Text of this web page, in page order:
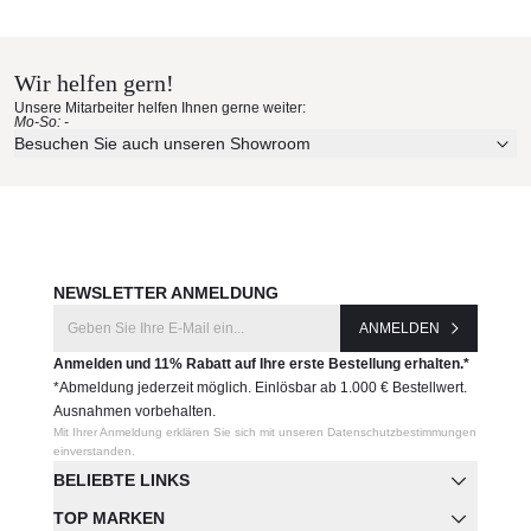
Erleben Sie unsere Stoffe und Materialien ganz in Ruhe in
Ihren eigenen vier Wänden.
Aktuelle Originalstoffe des Herstellers
Wir helfen gern!
Unsere Mitarbeiter helfen Ihnen gerne weiter:
Mo-So: -
Besuchen Sie auch unseren Showroom
BELIEBTE LINKS
TOP MARKEN
NEWSLETTER ANMELDUNG
ANMELDEN
Anmelden und 11% Rabatt auf Ihre erste Bestellung erhalten.*
*Abmeldung jederzeit möglich. Einlösbar ab 1.000 € Bestellwert.
Ausnahmen vorbehalten.
Mit Ihrer Anmeldung erklären Sie sich mit unseren Datenschutzbestimmungen
einverstanden.